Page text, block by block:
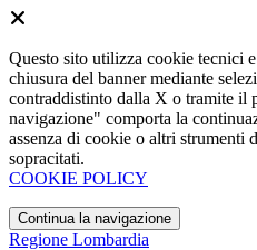
Questo sito utilizza cookie tecnici
chiusura del banner mediante
contraddistinto dalla X o tramite il
navigazione" comporta la
assenza di cookie o altri strumenti
sopracitati.
COOKIE POLICY
Continua la navigazione
Regione Lombardia